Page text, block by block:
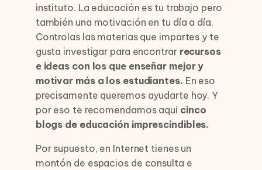
instituto. La educación es tu trabajo pero
también una motivación en tu día a día.
Controlas las materias que impartes y te
gusta investigar para encontrar recursos
e ideas con los que enseñar mejor y
motivar más a los estudiantes. En eso
precisamente queremos ayudarte hoy. Y
por eso te recomendamos aquí cinco
blogs de educación imprescindibles.
Por supuesto, en Internet tienes un
montón de espacios de consulta e